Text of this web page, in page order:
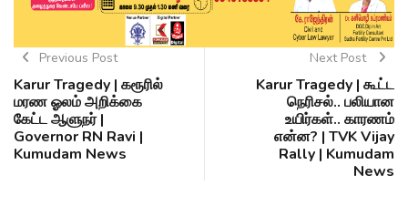
Previous Post
Karur Tragedy | கரூரில்
மரண ஓலம் அறிக்கை
கேட்ட ஆளுநர் |
Governor RN Ravi |
Kumudam News
Next Post
Karur Tragedy | கூட்ட
நெரிசல்.. பலியான
உயிர்கள்.. காரணம்
என்ன? | TVK Vijay
Rally | Kumudam
News